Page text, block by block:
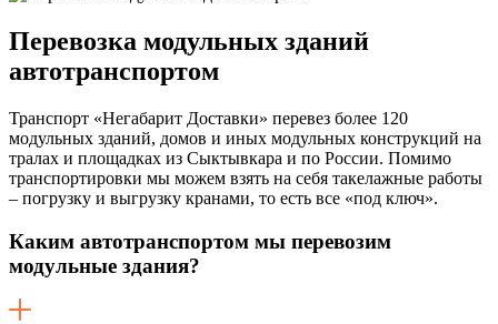
Перевозка модульных зданий
автотранспортом
Транспорт «Негабарит Доставки» перевез более 120
модульных зданий, домов и иных модульных конструкций на
тралах и площадках из Сыктывкара и по России. Помимо
транспортировки мы можем взять на себя такелажные работы
– погрузку и выгрузку кранами, то есть все «под ключ».
Каким автотранспортом мы перевозим
модульные здания?